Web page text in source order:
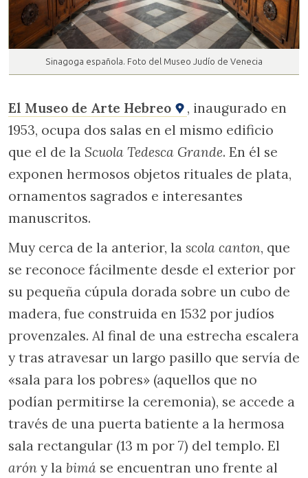
Sinagoga española. Foto del Museo Judío de Venecia
El Museo de Arte Hebreo
, inaugurado en
1953, ocupa dos salas en el mismo edificio
que el de la Scuola Tedesca Grande. En él se
exponen hermosos objetos rituales de plata,
ornamentos sagrados e interesantes
manuscritos.
Muy cerca de la anterior, la scola canton, que
se reconoce fácilmente desde el exterior por
su pequeña cúpula dorada sobre un cubo de
madera, fue construida en 1532 por judíos
provenzales. Al final de una estrecha escalera
y tras atravesar un largo pasillo que servía de
«sala para los pobres» (aquellos que no
podían permitirse la ceremonia), se accede a
través de una puerta batiente a la hermosa
sala rectangular (13 m por 7) del templo. El
arón y la bimá se encuentran uno frente al